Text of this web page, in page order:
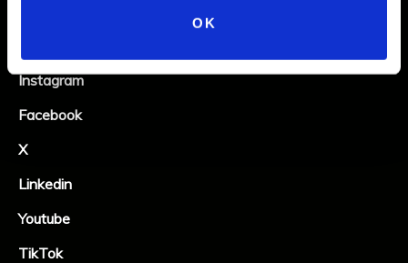
OK
Instagram
Facebook
X
Linkedin
Youtube
TikTok